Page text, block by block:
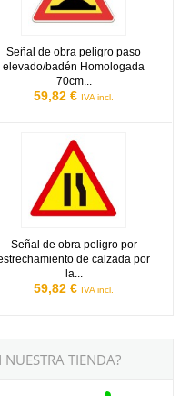
Señal de obra peligro paso
elevado/badén Homologada
70cm...
59,82 € IVA incl.
Señal de obra peligro por
de calzada por
la...
59,82 € IVA incl.
TIENDA?